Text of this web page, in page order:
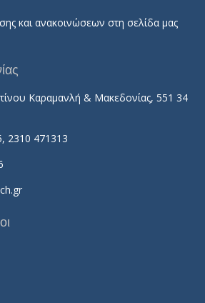
και ανακοινώσεων στη σελίδα μας
Καραμανλή & Μακεδονίας, 551 34
2310 471313